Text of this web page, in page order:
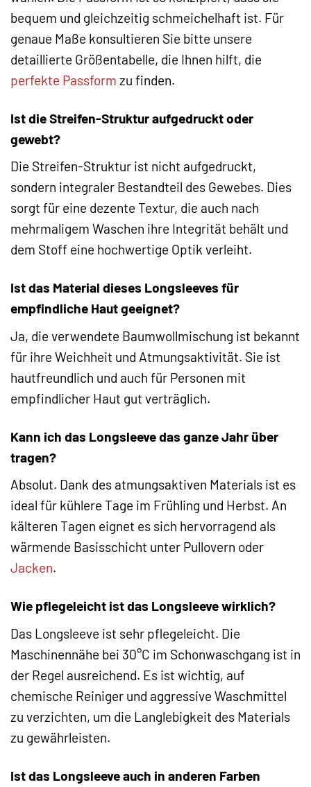
bequem und gleichzeitig schmeichelhaft ist. Für
genaue Maße konsultieren Sie bitte unsere
detaillierte Größentabelle, die Ihnen hilft, die
perfekte Passform zu finden.
Ist die Streifen-Struktur aufgedruckt oder
gewebt?
Die Streifen-Struktur ist nicht aufgedruckt,
sondern integraler Bestandteil des Gewebes. Dies
sorgt für eine dezente Textur, die auch nach
mehrmaligem Waschen ihre Integrität behält und
dem Stoff eine hochwertige Optik verleiht.
Ist das Material dieses Longsleeves für
empfindliche Haut geeignet?
Ja, die verwendete Baumwollmischung ist bekannt
für ihre Weichheit und Atmungsaktivität. Sie ist
hautfreundlich und auch für Personen mit
empfindlicher Haut gut verträglich.
Kann ich das Longsleeve das ganze Jahr über
tragen?
Absolut. Dank des atmungsaktiven Materials ist es
ideal für kühlere Tage im Frühling und Herbst. An
kälteren Tagen eignet es sich hervorragend als
wärmende Basisschicht unter Pullovern oder
Jacken.
Wie pflegeleicht ist das Longsleeve wirklich?
Das Longsleeve ist sehr pflegeleicht. Die
Maschinennähe bei 30°C im Schonwaschgang ist in
der Regel ausreichend. Es ist wichtig, auf
chemische Reiniger und aggressive Waschmittel
zu verzichten, um die Langlebigkeit des Materials
zu gewährleisten.
Ist das Longsleeve auch in anderen Farben